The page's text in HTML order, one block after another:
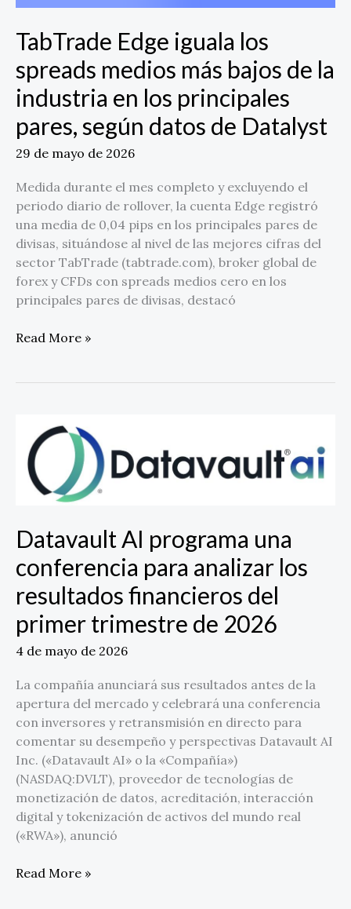
TabTrade Edge iguala los
spreads medios más bajos de la
industria en los principales
pares, según datos de Datalyst
29 de mayo de 2026
Medida durante el mes completo y excluyendo el
periodo diario de rollover, la cuenta Edge registró
una media de 0,04 pips en los principales pares de
divisas, situándose al nivel de las mejores cifras del
sector TabTrade (tabtrade.com), broker global de
forex y CFDs con spreads medios cero en los
principales pares de divisas, destacó
la
en
los
pares,
según
de
Datalyst
Read More »
Datavault AI programa una
conferencia para analizar los
resultados financieros del
primer trimestre de 2026
4 de mayo de 2026
La compañía anunciará sus resultados antes de la
apertura del mercado y celebrará una conferencia
con inversores y retransmisión en directo para
comentar su desempeño y perspectivas Datavault AI
Inc. («Datavault AI» o la «Compañía»)
(NASDAQ:DVLT), proveedor de tecnologías de
monetización de datos, acreditación, interacción
digital y tokenización de activos del mundo real
(«RWA»), anunció
Datavault
programa
una
conferencia
analizar
resultados
financieros
primer
trimestre
2026
Read More »